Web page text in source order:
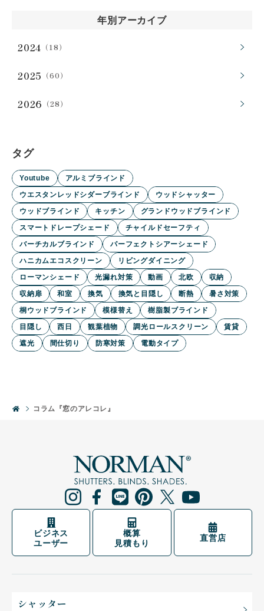
年別アーカイブ
2024 （18）
2025 （60）
2026 （28）
タグ
Youtube
アルミブラインド
ウエスタンレッドシダーブラインド
ウッドシャッター
ウッドブラインド
キッチン
グランドウッドブラインド
スマートドレープシェード
チャイルドセーフティ
バーチカルブラインド
パーフェクトシアーシェード
ハニカムエコスクリーン
リビングダイニング
ローマンシェード
光漏れ対策 動画 北欧
収納
収納扉
和室 換気 換気と目隠し 断熱
暑さ対策
桐ウッドブラインド
模様替え
樹脂製ブラインド
目隠し
西日 観葉植物 調光ロールスクリーン
賃貸
遮光
間仕切り 防寒対策 電動タイプ
コラム『窓のアレコレ』
ビジネス
ユーザー
概算
見積もり
直営店
シャッター